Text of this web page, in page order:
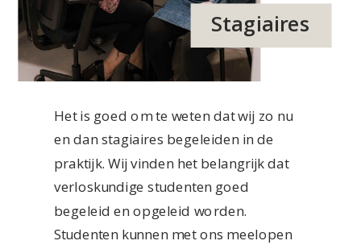
Stagiaires
Het is goed om te weten dat wij zo nu
en dan stagiaires begeleiden in de
praktijk. Wij vinden het belangrijk dat
verloskundige studenten goed
begeleid en opgeleid worden.
Studenten kunnen met ons meelopen